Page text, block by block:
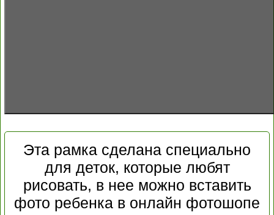
Эта рамка сделана специально
для деток, которые любят
рисовать, в нее можно вставить
фото ребенка в онлайн фотошопе